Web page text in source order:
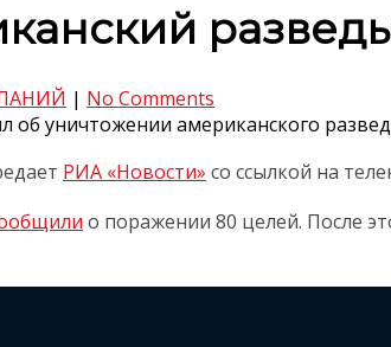
| No Comments
уничтожении американского
РИА «Новости» со ссылкой на
о поражении 80 целей. После